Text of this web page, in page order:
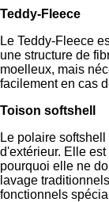
Teddy-Fleece
Le Teddy-Fleece
une structure de
moelleux, mais
facilement en cas
Toison softshell
Le polaire
d'extérieur. Elle
pourquoi elle ne
lavage
fonctionnels